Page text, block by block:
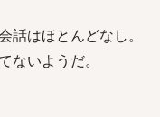
はほとんどなし。
ないようだ。